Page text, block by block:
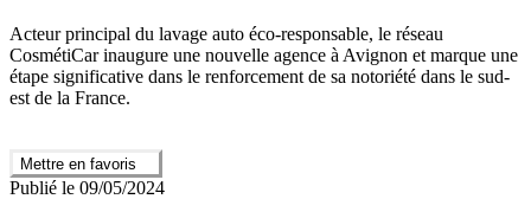
Acteur principal du lavage auto éco-responsable, le réseau
CosmétiCar inaugure une nouvelle agence à Avignon et marque une
étape significative dans le renforcement de sa notoriété dans le sud-
est de la France.
Mettre en favoris
Publié le 09/05/2024